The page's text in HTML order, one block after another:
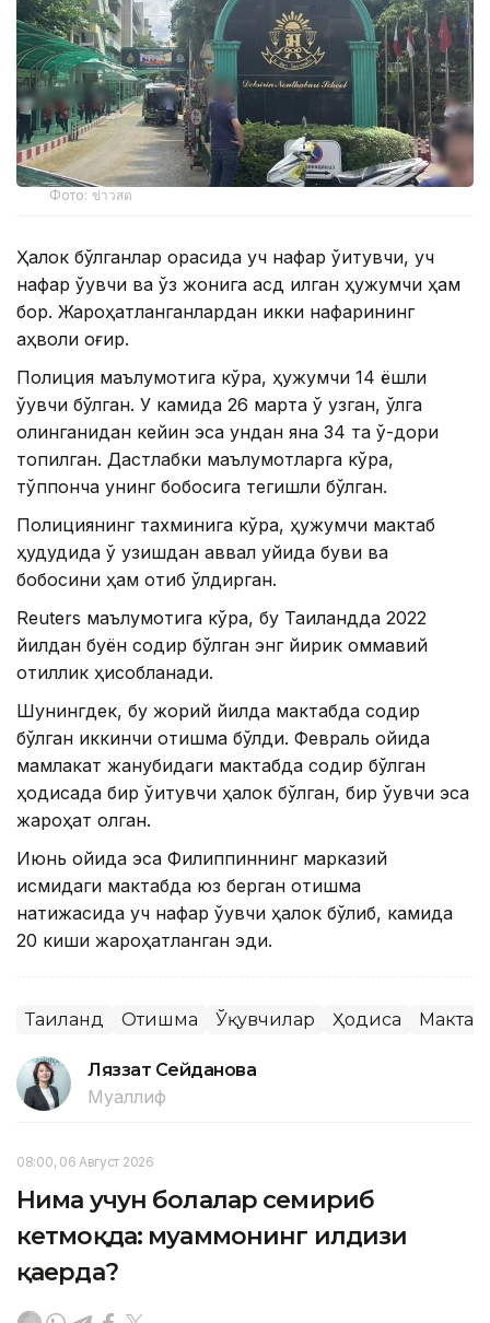
Фото: ข่าวสด
Ҳалок бўлганлар орасида уч нафар ўқитувчи, уч
нафар ўқувчи ва ўз жонига қасд қилган ҳужумчи ҳам
бор. Жароҳатланганлардан икки нафарининг
аҳволи оғир.
Полиция маълумотига кўра, ҳужумчи 14 ёшли
ўқувчи бўлган. У камида 26 марта ўқ узган, қўлга
олинганидан кейин эса ундан яна 34 та ўқ-дори
топилган. Дастлабки маълумотларга кўра,
тўппонча унинг бобосига тегишли бўлган.
Полициянинг тахминига кўра, ҳужумчи мактаб
ҳудудида ўқ узишдан аввал уйида буви ва
бобосини ҳам отиб ўлдирган.
Reuters маълумотига кўра, бу Таиландда 2022
йилдан буён содир бўлган энг йирик оммавий
қотиллик ҳисобланади.
Шунингдек, бу жорий йилда мактабда содир
бўлган иккинчи отишма бўлди. Февраль ойида
мамлакат жанубидаги мактабда содир бўлган
ҳодисада бир ўқитувчи ҳалок бўлган, бир ўқувчи эса
жароҳат олган.
Июнь ойида эса Филиппиннинг марказий
қисмидаги мактабда юз берган отишма
натижасида уч нафар ўқувчи ҳалок бўлиб, камида
20 киши жароҳатланган эди.
Таиланд Отишма Ўқувчилар Ҳодиса
Ляззат Сейданова
Муаллиф
08:00, 06 Август 2026
Нима учун болалар семириб
кетмоқда: муаммонинг илдизи
қаерда?